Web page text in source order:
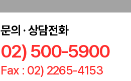
문의 · 상담전화
02) 500-5900
Fax : 02) 2265-4153